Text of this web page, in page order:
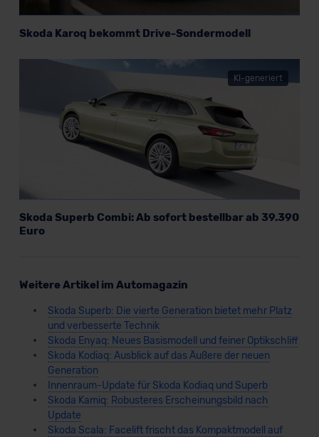
Skoda Karoq bekommt Drive-Sondermodell
KI-generiert
Skoda Superb Combi: Ab sofort bestellbar ab 39.390
Euro
Weitere Artikel im Automagazin
Skoda Superb: Die vierte Generation bietet mehr Platz
und verbesserte Technik
Skoda Enyaq: Neues Basismodell und feiner Optikschliff
Skoda Kodiaq: Ausblick auf das Äußere der neuen
Generation
Innenraum-Update für Skoda Kodiaq und Superb
Skoda Kamiq: Robusteres Erscheinungsbild nach
Update
Skoda Scala: Facelift frischt das Kompaktmodell auf